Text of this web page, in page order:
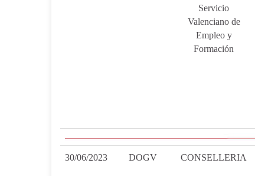
Servicio
Valenciano de
Empleo y
Formación
30/06/2023 DOGV CONSELLERIA